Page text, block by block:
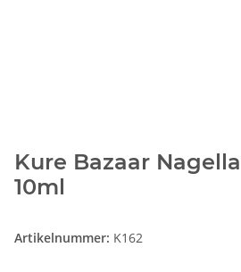
Kure Bazaar
10ml
Artikelnummer: K162